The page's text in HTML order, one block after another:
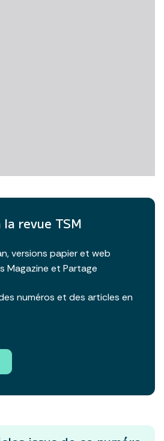
la revue TSM
versions papier et web
Magazine et Partage
numéros et des articles en